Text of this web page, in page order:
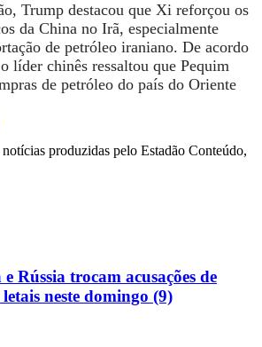
Trump destacou que Xi reforçou os
da China no Irã, especialmente
de petróleo iraniano. De acordo
líder chinês ressaltou que Pequim
de petróleo do país do Oriente
produzidas pelo Estadão Conteúdo,
Rússia trocam acusações de
neste domingo (9)